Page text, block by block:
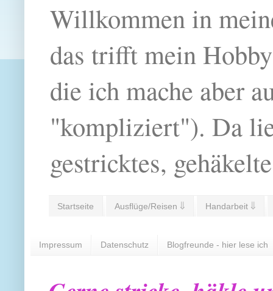
Willkommen in
das trifft mein
die ich mache aber
"kompliziert"). Da
gestricktes,
Startseite Ausflüge/Reisen ⇓ Handarbeit ⇓
Impressum Datenschutz Blogfreunde - hier lese ich